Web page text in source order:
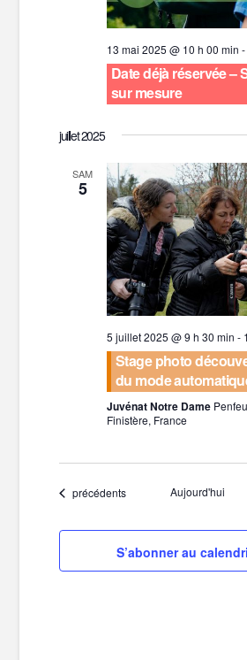
13 mai 2025 @ 10 h 00 min -
Date déjà réservée –
sur mesure
juillet 2025
SAM
5
5 juillet 2025 @ 9 h 30 min -
Stage photo
du mode
Juvénat Notre Dame
Finistère, France
Évènements
précédents Aujourd'hui
S’abonner au